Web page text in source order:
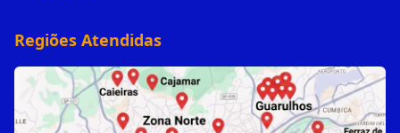
Regiões Atendidas